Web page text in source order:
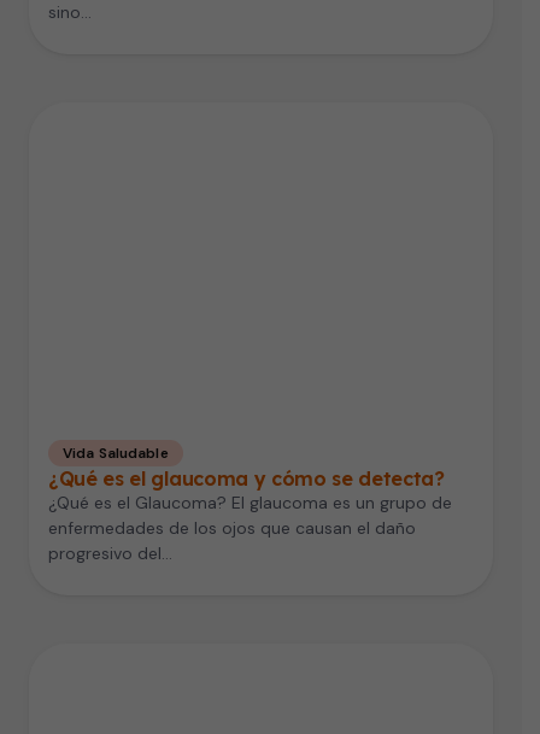
sino…
Vida Saludable
¿Qué es el glaucoma y cómo se detecta?
¿Qué es el Glaucoma? El glaucoma es un grupo de
enfermedades de los ojos que causan el daño
progresivo del…